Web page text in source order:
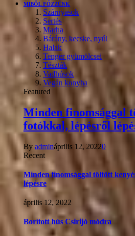
MIBŐL FŐZZÜNK
Szárnyasok
Sertés
Marha
Bárány, kecske, nyúl
Halak
Tenger gyümölcsei
Tészták
Vadhúsok
Vegán konyha
Featured
Minden finomsággal
fotókkal, lépésről
By admináprilis 12, 20220
Recent
Minden finomsággal töltött
lépésre
április 12, 2022
Borított hús Csirijó módra